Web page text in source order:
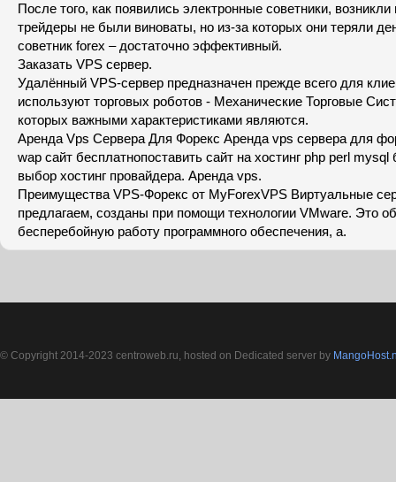
После того, как появились электронные советники,
трейдеры не были виноваты, но из-за которых они теряли
советник forex – достаточно эффективный.
Заказать VPS сервер.
Удалённый VPS-сервер предназначен прежде всего для
используют торговых роботов - Механические Торговые
которых важными характеристиками являются.
Аренда Vps Сервера Для Форекс Аренда vps сервера для
wap сайт бесплатнопоставить сайт на хостинг php perl mysql
выбор хостинг провайдера. Аренда vps.
Преимущества VPS-Форекс от MyForexVPS Виртуальные
предлагаем, созданы при помощи технологии VMware. Это
бесперебойную работу программного обеспечения, а.
© Copyright 2014-2023 centroweb.ru, hosted on Dedicated server by